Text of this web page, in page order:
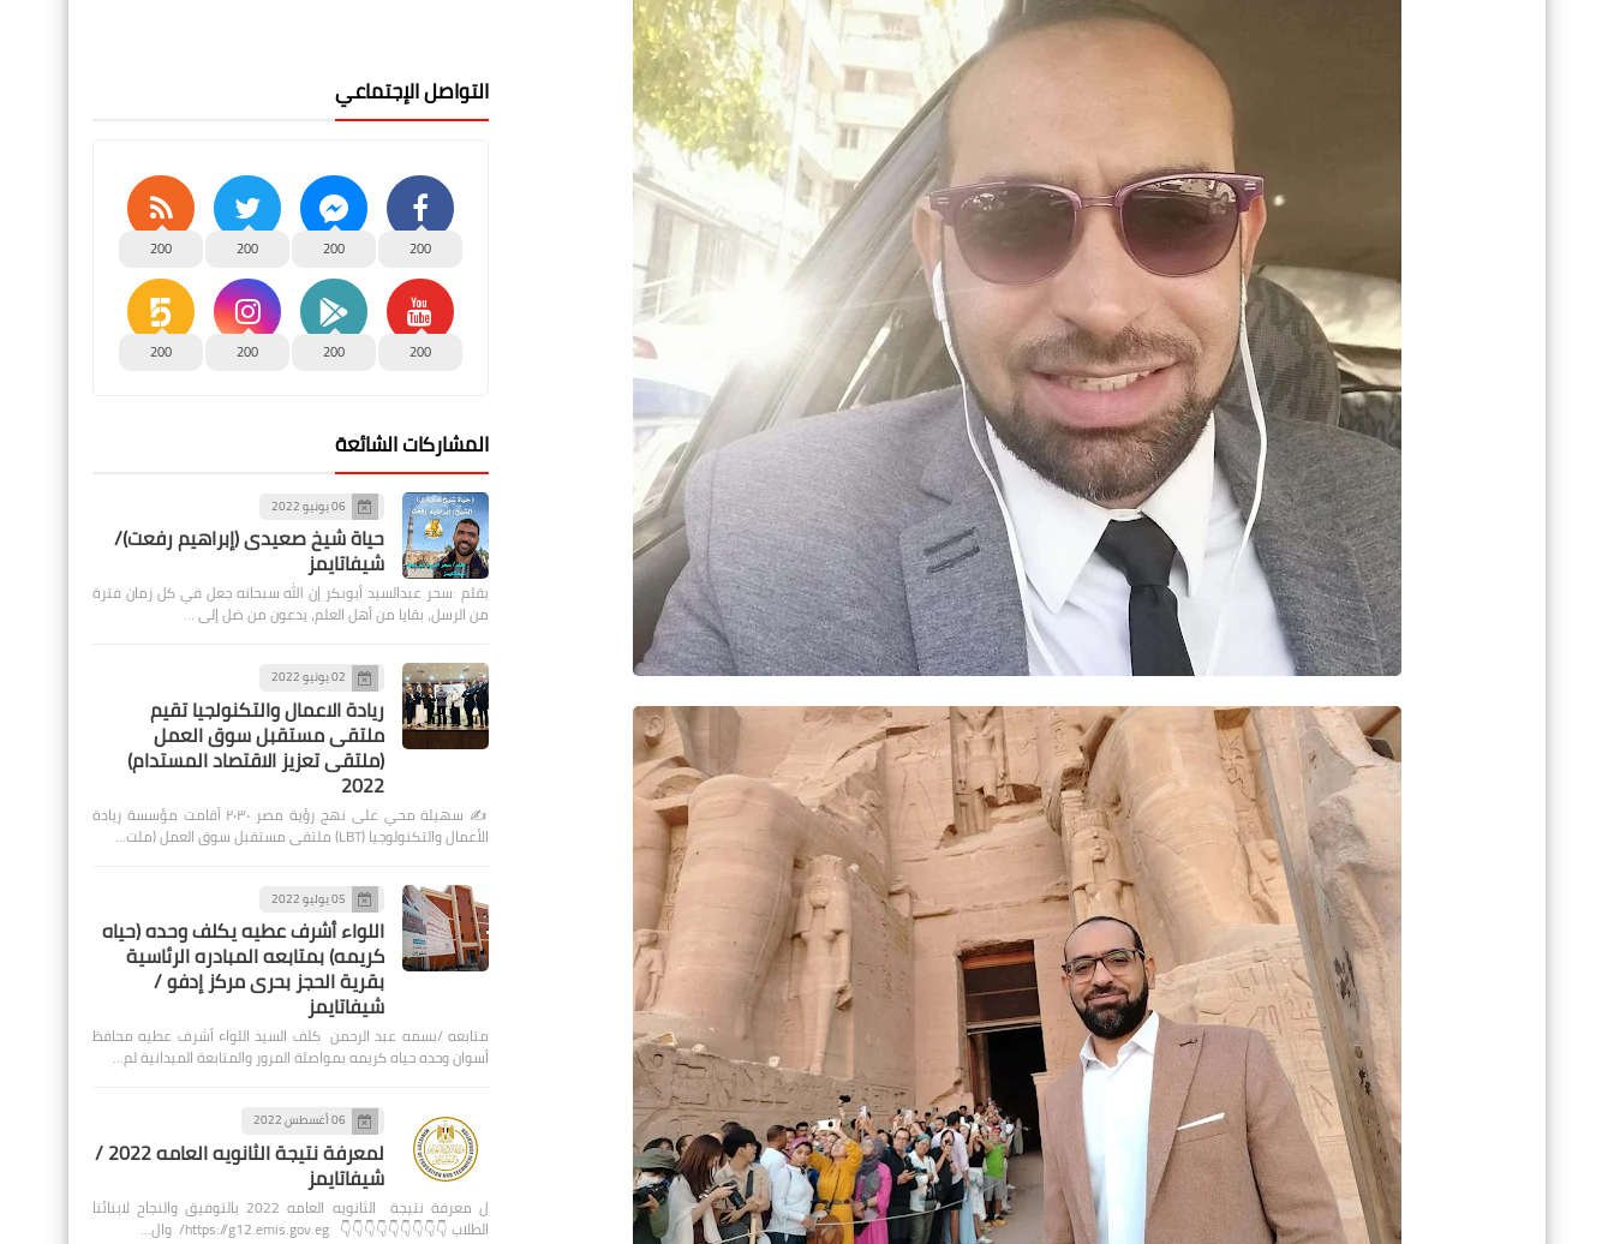
التواصل الإجتماعي
200
200
200
200
200
200
200
200
المشاركات الشائعة
06 يونيو 2022
حياة شيخ صعيدى (إبراهيم رفعت)/
شيفاتايمز
بقلم :سحر عبدالسيد أبوبكر إن الله سبحانه جعل في كل زمان فترة
من الرسل، بقايا من أهل العلم، يدعون من ضل إلى …
02 يونيو 2022
ريادة الاعمال والتكنولجيا تقيم
ملتقى مستقبل سوق العمل
(ملتقى تعزيز الاقتصاد المستدام)
2022
✍️ سهيلة محي على نهج رؤية مصر ٢٠٣٠ أقامت مؤسسة ريادة
الأعمال والتكنولوجيا (LBT) ملتقى مستقبل سوق العمل (ملت…
05 يوليو 2022
اللواء أشرف عطيه يكلف وحده (حياه
كريمه) بمتابعه المبادره الرئاسية
بقرية الحجز بحرى مركز إدفو /
شيفاتايمز
متابعه /بسمه عبد الرحمن كلف السيد اللواء أشرف عطيه محافظ
أسوان وحده حياه كريمه بمواصلة المرور والمتابعة الميدانية لم…
06 أغسطس 2022
لمعرفة نتيجة الثانويه العامه 2022 /
شيفاتايمز
ل معرفة نتيجة الثانويه العامه 2022 بالتوفيق والنجاح لابنائنا
الطلاب 👇👇👇👇👇👇👇👇👇 https://g12.emis.gov.eg/ وال…